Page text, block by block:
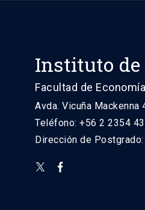
Instituto de
Facultad de
Avda. Vicuña Mackenna
Teléfono: +56 2 2354
Dirección de